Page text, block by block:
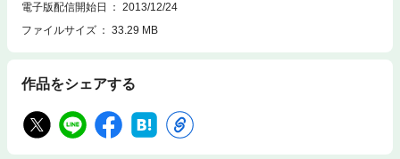
電子版配信開始日
2013/12/24
ファイルサイズ
33.29 MB
作品をシェアする